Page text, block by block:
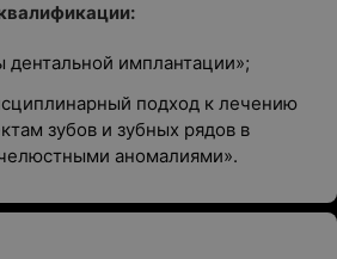
дентальной имплантации»;
подход к лечению
зубов и зубных рядов в
аномалиями».